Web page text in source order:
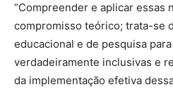
“Compreender e aplicar essas
compromisso teórico; trata-se
educacional e de pesquisa
verdadeiramente inclusivas e
da implementação efetiva